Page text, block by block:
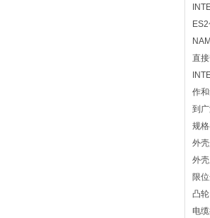
直
作
到广
规
外
外
限
凸
电